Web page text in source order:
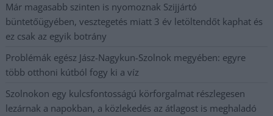
Már magasabb szinten is nyomoznak Szijjártó
büntetőügyében, vesztegetés miatt 3 év letöltendőt kaphat és
ez csak az egyik botrány
Problémák egész Jász-Nagykun-Szolnok megyében: egyre
több otthoni kútból fogy ki a víz
Szolnokon egy kulcsfontosságú körforgalmat részlegesen
lezárnak a napokban, a közlekedés az átlagost is meghaladó